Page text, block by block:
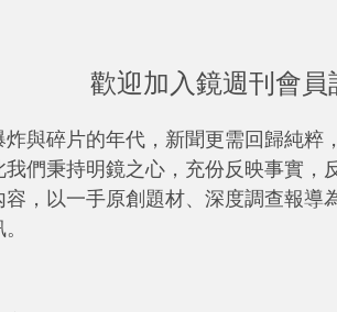
歡迎加入鏡週刊會員
炸與碎片的年代，新聞更需回歸純粹
我們秉持明鏡之心，充份反映事實，
容，以一手原創題材、深度調查報導